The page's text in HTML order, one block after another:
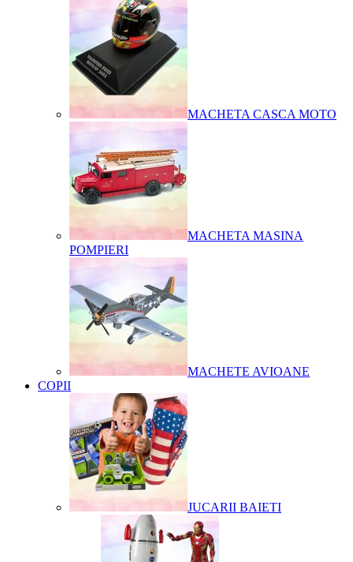
MACHETA CASCA MOTO
MACHETA MASINA
POMPIERI
MACHETE AVIOANE
COPII
JUCARII BAIETI